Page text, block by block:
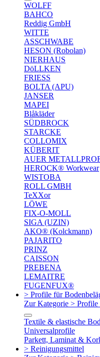
WOLFF
BAHCO
Reddig GmbH
WITTE
ASSCHWABE
HESON (Robolan)
NIERHAUS
DöLLKEN
FRIESS
BOLTA (APU)
JANSER
MAPEI
Blåkläder
SÜDBROCK
STARCKE
COLLOMIX
KÜBERIT
AUER
HEROCK® Workwear
WISTOBA
ROLL GMBH
TeXXor
LÖWE
FIX-O-MOLL
SIGA (UZIN)
AKO® (Kolckmann)
PAJARITO
PRINZ
CAISSON
PREBENA
LEMAITRE
FUGENFUX®
> Profile für
Zur Kategorie > Profile
Textile & elastische
Universalprofile
Parkett, Laminat &
> Reinigungsmittel